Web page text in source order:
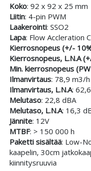
Koko: 92 x 92 x 25 mm
Liitin: 4-pin PWM
Laakerointi: SSO2
Lapa: Flow Accleration
Kierrosnopeus (+/-
Kierrosnopeus, L.N.A
Min. kierrosnopeus
Ilmanvirtaus: 78,9 m3/h
Ilmanvirtaus, L.N.A:
Melutaso: 22,8 dBA
Melutaso, L.N.A: 16,3
Jännite: 12V
MTBF: > 150 000 h
Paketti sisältää: Low-
kaapelin, 30cm
kiinnitysruuvia